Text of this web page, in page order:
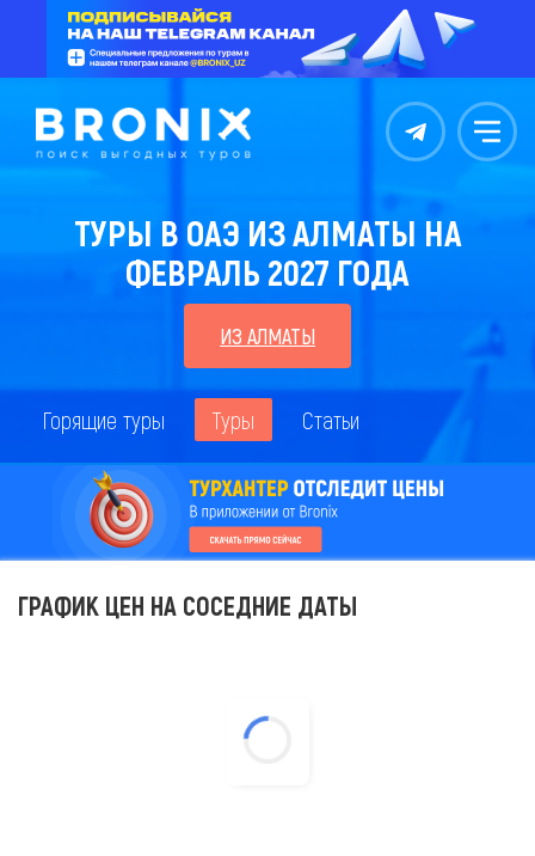
Контакты Меню
ТУРЫ В ОАЭ ИЗ АЛМАТЫ НА
ФЕВРАЛЬ 2027 ГОДА
ИЗ АЛМАТЫ
Горящие туры Туры Статьи
ГРАФИК ЦЕН НА СОСЕДНИЕ ДАТЫ